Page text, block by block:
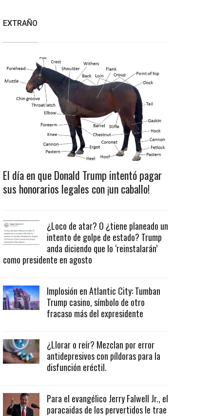
EXTRAÑO
El día en que Donald Trump intentó pagar
sus honorarios legales con ¡un caballo!
¿Loco de atar? O ¿tiene planeado un
intento de golpe de estado? Trump
anda diciendo que lo ‘reinstalarán’
como presidente en agosto
Implosión en Atlantic City: Tumban
Trump casino, símbolo de otro
fracaso más del expresidente
¿Llorar o reír? Mezclan por error
antidepresivos con píldoras para la
disfunción eréctil.
Para el evangélico Jerry Falwell Jr., el
paracaidas de los pervertidos le trae